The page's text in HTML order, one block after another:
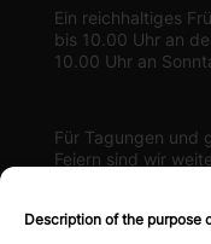
Description of the purpose
Ein reichhaltiges
bis 10.00 Uhr an
10.00 Uhr an
Für Tagungen und
Feiern sind wir
Mittags kochen wir